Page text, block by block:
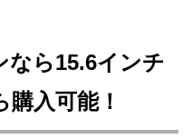
なら15.6インチ
入可能！